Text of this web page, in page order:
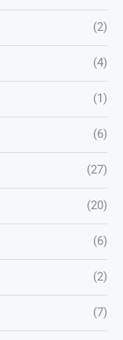
(2)
(4)
(1)
(6)
(27)
(20)
(6)
(2)
(7)